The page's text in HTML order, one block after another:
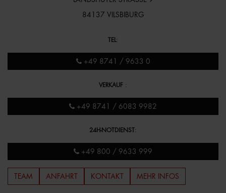
84137 VILSBIBURG
TEL :
+49 8741 / 9633 0
VERKAUF :
+49 8741 / 6083 9982
24H-NOTDIENST:
+49 800 / 9633 999
TEAM ANFAHRT KONTAKT MEHR INFOS